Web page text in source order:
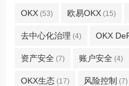
OKX (53) 欧易OKX (15)
去中心化治理 (4) OKX
资产安全 (7) 账户安全 (4)
OKX生态 (17) 风险控制 (7)